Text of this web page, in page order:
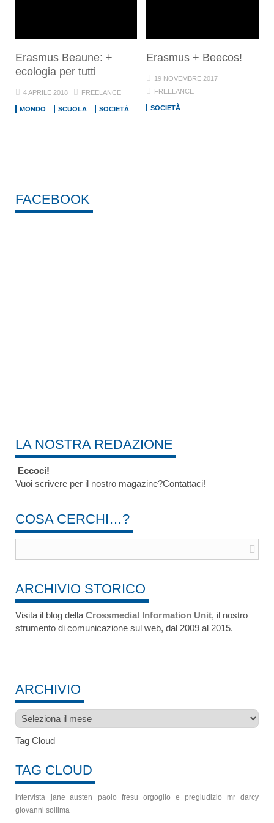
Erasmus Beaune: +
ecologia per tutti
4 APRILE 2018 FREELANCE
MONDO SCUOLA SOCIETÀ
Erasmus + Beecos!
19 NOVEMBRE 2017
FREELANCE
SOCIETÀ
FACEBOOK
LA NOSTRA REDAZIONE
Eccoci!
Vuoi scrivere per il nostro magazine?Contattaci!
COSA CERCHI…?
ARCHIVIO STORICO
Visita il blog della Crossmedial Information Unit, il nostro
strumento di comunicazione sul web, dal 2009 al 2015.
ARCHIVIO
Archivio
Tag Cloud
TAG CLOUD
intervista jane austen paolo fresu orgoglio e pregiudizio
mr darcy
giovanni sollima